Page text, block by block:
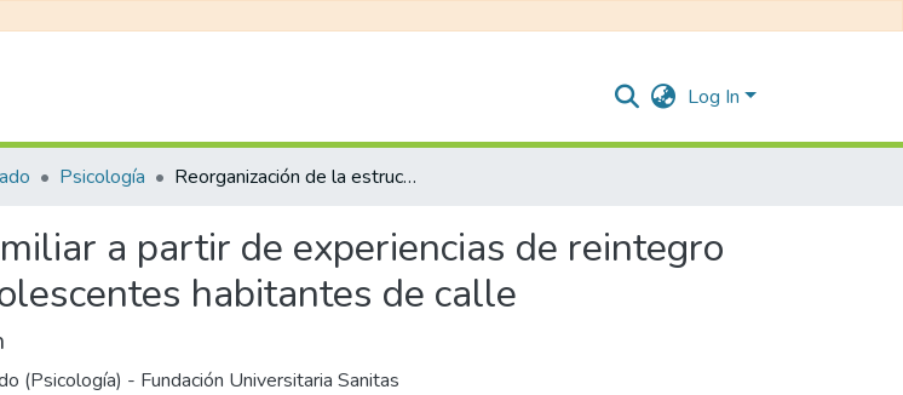
Log In
Psicología Reorganización de la estructura familiar a partir de experiencias de reintegro al hogar de antiguos infantes y adolescentes habitantes de calle
a partir de experiencias de reintegro
habitantes de calle
(Psicología) - Fundación Universitaria Sanitas